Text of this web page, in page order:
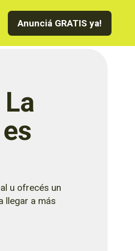
Anunciá GRATIS ya!
u ofrecés un
llegar a más